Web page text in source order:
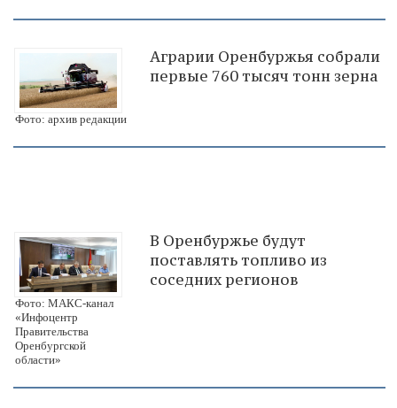
Фото: архив редакции
Аграрии Оренбуржья собрали
первые 760 тысяч тонн зерна
Фото: МАКС-канал
«Инфоцентр
Правительства
Оренбургской
области»
В Оренбуржье будут
поставлять топливо из
соседних регионов